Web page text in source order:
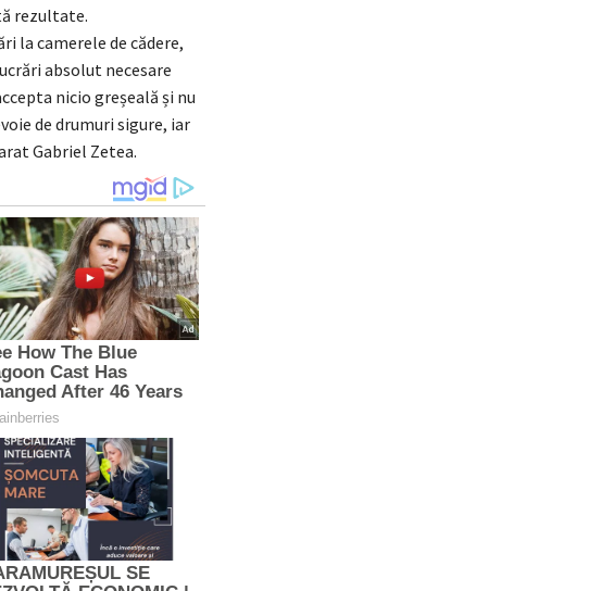
rezultate.
la camerele de cădere,
absolut necesare
nicio greșeală și nu
de drumuri sigure, iar
Gabriel Zetea.